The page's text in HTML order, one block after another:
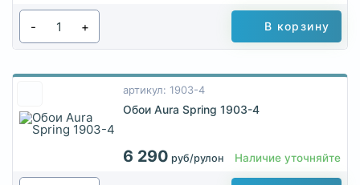
- + В корзину
артикул: 1903-4
Обои Aura Spring 1903-4
6 290 руб/рулон Наличие уточняйте